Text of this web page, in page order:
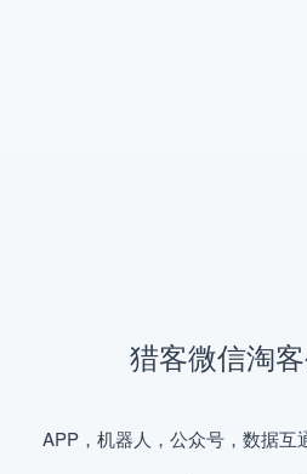
猎客微信淘
APP，机器人，公众号，数据互